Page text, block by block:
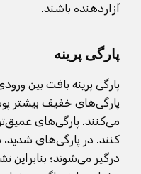
آزاردهنده باشند.
پارگی پرینه
پارگی پرینه بافت بین
پارگی‌های خفیف بیشتر
می‌کنند. پارگی‌های
کنند. در پارگی‌های
درگیر می‌شوند؛